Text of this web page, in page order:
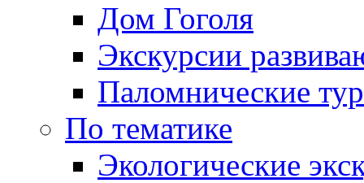
Дом Гоголя
Экскурсии
Паломнические
По тематике
Экологические